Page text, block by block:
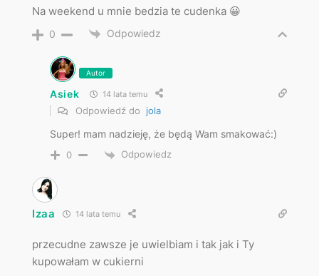
Na weekend u mnie bedzia te cudenka 😀
0 Odpowiedz
Autor
Asiek 14 lata temu
Odpowiedź do jola
Super! mam nadzieję, że będą Wam smakować:)
0 Odpowiedz
Izaa 14 lata temu
przecudne zawsze je uwielbiam i tak jak i Ty
kupowałam w cukierni